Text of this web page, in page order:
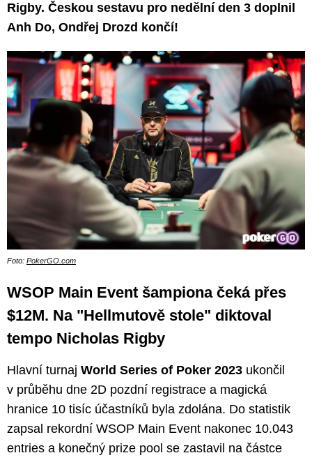
Rigby. Českou sestavu pro nedělní den 3 doplnil
Anh Do, Ondřej Drozd končí!
Foto: PokerGO.com
WSOP Main Event šampiona čeká přes
$12M. Na "Hellmutově stole" diktoval
tempo Nicholas Rigby
Hlavní turnaj World Series of Poker 2023 ukončil
v průběhu dne 2D pozdní registrace a magická
hranice 10 tisíc účastníků byla zdolána. Do statistik
zapsal rekordní WSOP Main Event nakonec 10.043
entries a konečný prize pool se zastavil na částce